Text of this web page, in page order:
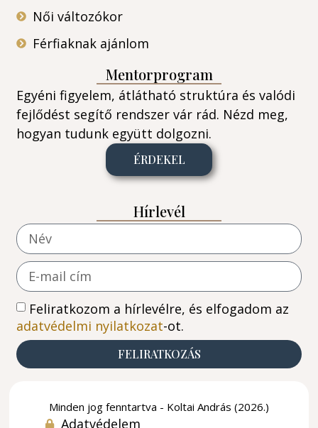
Női változókor
Férfiaknak ajánlom
Mentorprogram
Egyéni figyelem, átlátható struktúra és valódi
fejlődést segítő rendszer vár rád. Nézd meg,
hogyan tudunk együtt dolgozni.
ÉRDEKEL
Hírlevél
Feliratkozom a hírlevélre, és elfogadom az
adatvédelmi nyilatkozat-ot.
FELIRATKOZÁS
Minden jog fenntartva - Koltai András (2026.)
Adatvédelem